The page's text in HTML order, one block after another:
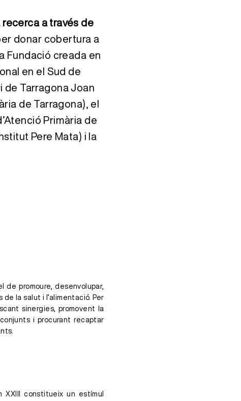
a través de
donar cobertura a
Fundació creada en
en el Sud de
de Tarragona Joan
de Tarragona), el
Primària de
Pere Mata) i la
promoure, desenvolupar,
la salut i l’alimentació. Per
sinergies, promovent la
i procurant recaptar
XXIII constitueix un estímul